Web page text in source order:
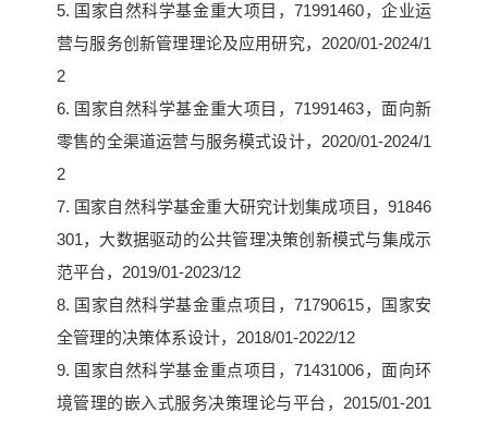
5. 国家自然科学基金重大项目，71991460，企业运
营与服务创新管理理论及应用研究，2020/01-2024/1
2
6. 国家自然科学基金重大项目，71991463，面向新
零售的全渠道运营与服务模式设计，2020/01-2024/1
2
7. 国家自然科学基金重大研究计划集成项目，91846
301，大数据驱动的公共管理决策创新模式与集成示
范平台，2019/01-2023/12
8. 国家自然科学基金重点项目，71790615，国家安
全管理的决策体系设计，2018/01-2022/12
9. 国家自然科学基金重点项目，71431006，面向环
境管理的嵌入式服务决策理论与平台，2015/01-201